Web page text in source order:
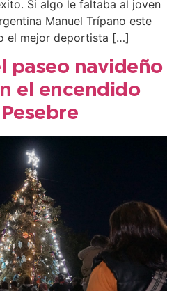
Si algo le faltaba al joven
Manuel Trípano este
el mejor deportista […]
paseo navideño
el encendido